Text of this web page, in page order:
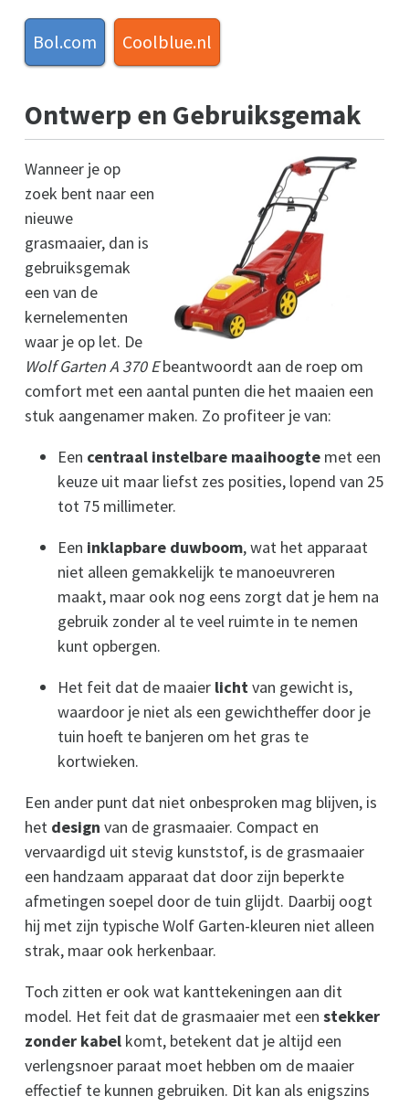
Bol.com Coolblue.nl
Ontwerp en Gebruiksgemak
Wanneer je op
zoek bent naar een
nieuwe
grasmaaier, dan is
gebruiksgemak
een van de
kernelementen
waar je op let. De
Wolf Garten A 370 Ebeantwoordt aan de roep om
comfort met een aantal punten die het maaien een
stuk aangenamer maken. Zo profiteer je van:
Een centraal instelbare maaihoogte met een
keuze uit maar liefst zes posities, lopend van 25
tot 75 millimeter.
Een inklapbare duwboom, wat het apparaat
niet alleen gemakkelijk te manoeuvreren
maakt, maar ook nog eens zorgt dat je hem na
gebruik zonder al te veel ruimte in te nemen
kunt opbergen.
Het feit dat de maaier licht van gewicht is,
waardoor je niet als een gewichtheffer door je
tuin hoeft te banjeren om het gras te
kortwieken.
Een ander punt dat niet onbesproken mag blijven, is
het design van de grasmaaier. Compact en
vervaardigd uit stevig kunststof, is de grasmaaier
een handzaam apparaat dat door zijn beperkte
afmetingen soepel door de tuin glijdt. Daarbij oogt
hij met zijn typische Wolf Garten-kleuren niet alleen
strak, maar ook herkenbaar.
Toch zitten er ook wat kanttekeningen aan dit
model. Het feit dat de grasmaaier met een stekker
zonder kabel komt, betekent dat je altijd een
verlengsnoer paraat moet hebben om de maaier
effectief te kunnen gebruiken. Dit kan als enigszins